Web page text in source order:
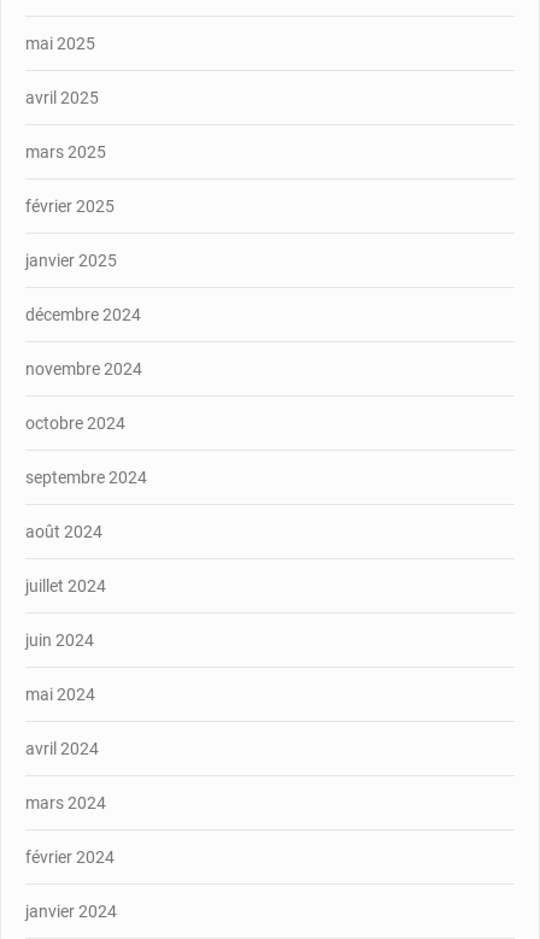
mai 2025
avril 2025
mars 2025
février 2025
janvier 2025
décembre 2024
novembre 2024
octobre 2024
septembre 2024
août 2024
juillet 2024
juin 2024
mai 2024
avril 2024
mars 2024
février 2024
janvier 2024